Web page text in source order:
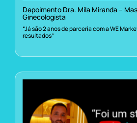
Depoimento Dra. Mila Miranda –
Ginecologista
“Já são 2 anos de parceria com a WE
resultados”